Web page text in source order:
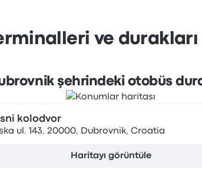
ve durakları
şehrindeki otobüs
kolodvor
ul. 143, 20000, Dubrovnik, Croatia
Haritayı görüntüle